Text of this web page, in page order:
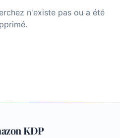
n'existe pas ou a été
KDP